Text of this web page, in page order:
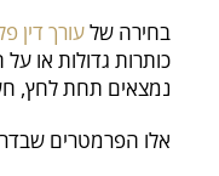
בחירה שלעורך דין
כותרות גדולות או
נמצאים תחת לחץ,
אלו הפרמטרים